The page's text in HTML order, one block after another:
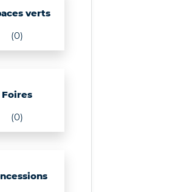
verts
(0)
Foires
(0)